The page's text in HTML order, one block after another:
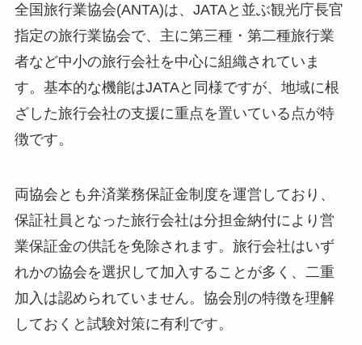
全国旅行業協会(ANTA)は、JATAと並ぶ観光庁長官
指定の旅行業協会で、主に第三種・第二種旅行業
者など中小の旅行会社を中心に組織されていま
す。基本的な機能はJATAと同様ですが、地域に根
ざした旅行会社の支援に重点を置いている点が特
徴です。
両協会とも弁済業務保証金制度を運営しており、
保証社員となった旅行会社は分担金納付により営
業保証金の供託を免除されます。旅行会社はいず
れかの協会を選択して加入することが多く、二重
加入は認められていません。協会別の特徴を理解
しておくと試験対策に有利です。